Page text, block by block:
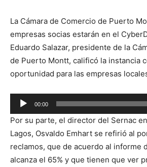
La Cámara de Comercio de Puerto
empresas socias estarán en el
Eduardo Salazar, presidente de la
de Puerto Montt, calificó la instancia
oportunidad para las empresas
Reproductor
de
audio
00:00
Por su parte, el director del Sernac
Lagos, Osvaldo Emhart se refirió al
reclamos, que de acuerdo al informe
alcanza el 65% y que tienen que ver